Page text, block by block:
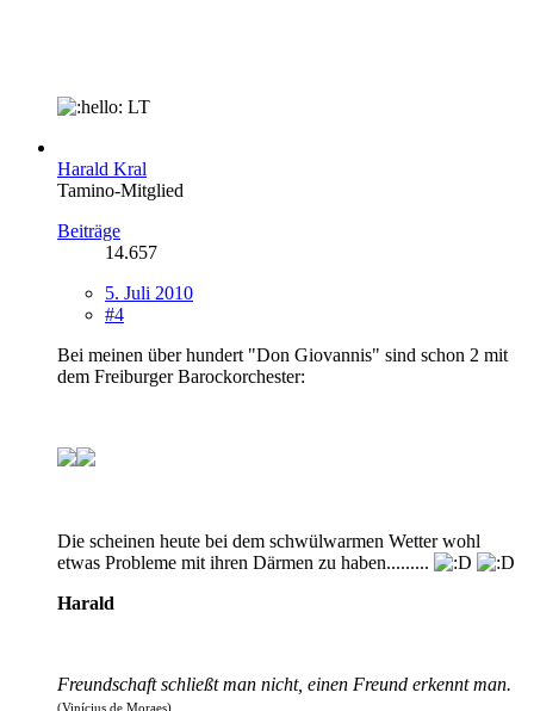
LT
Harald Kral
Tamino-Mitglied
Beiträge
14.657
5. Juli 2010
#4
Bei meinen über hundert "Don Giovannis" sind schon 2 mit
dem Freiburger Barockorchester:
Die scheinen heute bei dem schwülwarmen Wetter wohl
etwas Probleme mit ihren Därmen zu haben.........
Harald
Freundschaft schließt man nicht, einen Freund erkennt man.
(Vinícius de Moraes)